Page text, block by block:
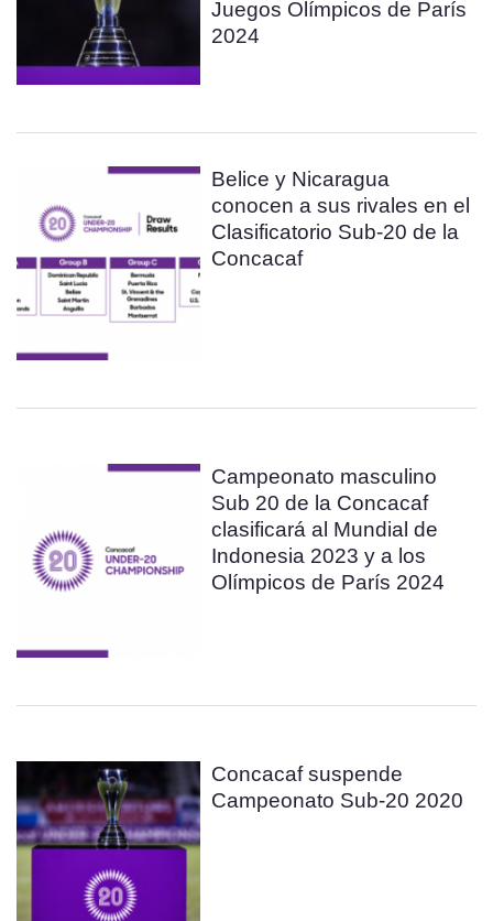
Juegos Olímpicos de París
2024
Belice y Nicaragua
conocen a sus rivales en el
Clasificatorio Sub-20 de la
Concacaf
Campeonato masculino
Sub 20 de la Concacaf
clasificará al Mundial de
Indonesia 2023 y a los
Olímpicos de París 2024
Concacaf suspende
Campeonato Sub-20 2020